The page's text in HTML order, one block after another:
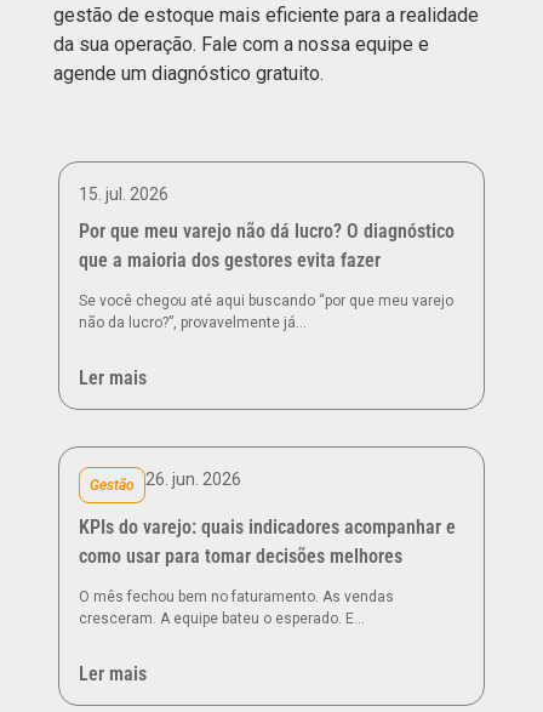
gestão de estoque mais eficiente para a realidade
da sua operação. Fale com a nossa equipe e
agende um diagnóstico gratuito.
15. jul. 2026
Por que meu varejo não dá lucro? O diagnóstico
que a maioria dos gestores evita fazer
Se você chegou até aqui buscando “por que meu varejo
não da lucro?”, provavelmente já…
Ler mais
Gestão 26. jun. 2026
KPIs do varejo: quais indicadores acompanhar e
como usar para tomar decisões melhores
O mês fechou bem no faturamento. As vendas
cresceram. A equipe bateu o esperado. E…
Ler mais